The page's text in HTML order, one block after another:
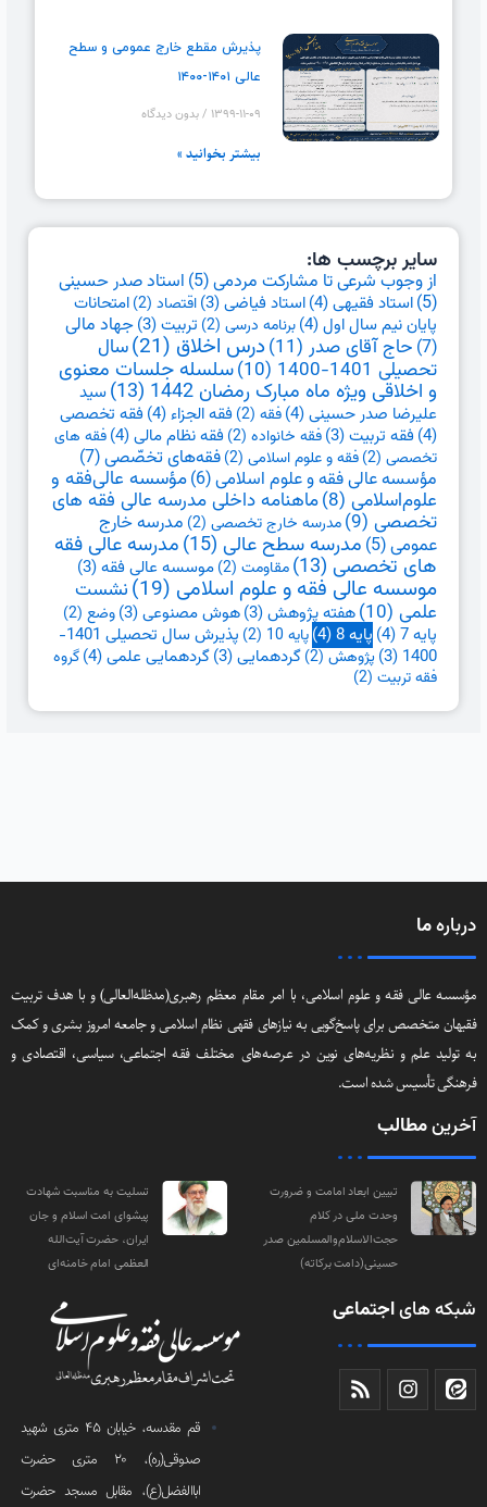
پذیرش مقطع خارج عمومی و سطح
عالی ۱۴۰۱-۱۴۰۰
۱۳۹۹-۱۱-۰۹ بدون دیدگاه
بیشتر بخوانید »
سایر برچسب ها:
از وجوب شرعی تا مشارکت مردمی(5)
استاد صدر حسینی
(5)
استاد فقیهی(4) استاد فیاضی(3) اقتصاد (2)
امتحانات
پایان نیم سال اول(4) برنامه درسی (2) تربیت(3)
جهاد مالی
(7)
حاج آقای صدر (11) درس اخلاق (21) سال
تحصیلی 1401-1400 (10) سلسله جلسات معنوی
و اخلاقی ویژه ماه مبارک رمضان 1442 (13)
سید
علیرضا صدر حسینی(4) فقه (2) فقه الجزاء(4)
فقه تخصصی
(4)
فقه تربیت(3) فقه خانواده (2) فقه نظام مالی(4)
فقه های
تخصصی (2) فقه و علوم اسلامی (2) فقه‌های تخصّصی(7)
مؤسسه عالی فقه و علوم اسلامی(6) مؤسسه عالی‌فقه و
علوم‌اسلامی (8) ماهنامه داخلی مدرسه عالی فقه های
تخصصی (9) مدرسه خارج تخصصی (2)
مدرسه خارج
عمومی(5) مدرسه سطح عالی (15) مدرسه عالی فقه
های تخصصی (13) مقاومت (2) موسسه عالی فقه(3)
موسسه عالی فقه و علوم اسلامی (19) نشست
علمی (10) هفته پژوهش(3) هوش مصنوعی(3) وضع (2)
پایه 7 (4) پایه 8 (4) پایه 10 (2)
پذیرش سال تحصیلی 1401-
1400
(3) پژوهش (2) گردهمایی(3) گردهمایی علمی(4)
گروه
فقه تربیت (2)
دربارهما
مؤسسه عالی فقه و علوم اسلامی، با امر مقام معظم رهبری(مد‌ظله‌العالی) و با هدف تربیت
فقیهان متخصص برای پاسخ‌گویی به نیازهای فقهی نظام اسلامی و جامعه امروز بشری و کمک
به تولید علم و نظریه‌های نوین در عرصه‌های مختلف فقه اجتماعی‌، سیاسی‌، اقتصادی و
فرهنگی تأسیس شده است.
آخرینمطالب
تبیین ابعاد امامت و ضرورت
وحدت ملی در کلام
حجت‌الاسلام‌والمسلمین صدر
حسینی(دامت‌ برکاته)
تسلیت به مناسبت شهادت
پیشوای امت اسلام و جان
ایران، حضرت آیت‌الله
العظمی امام خامنه‌ای
شبکه هایاجتماعی
قم مقدسه، خیابان 45 متری شهید
صدوقی(ره)، 20 متری حضرت
اباالفضل(ع)، مقابل مسجد حضرت